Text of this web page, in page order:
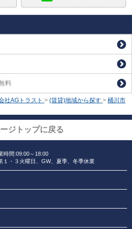
料
社AGトラスト > (賃貸)地域から探す > 桶川市
ジトップに戻る
時間:09:00～18:00
１・３火曜日、GW、夏季、冬季休業